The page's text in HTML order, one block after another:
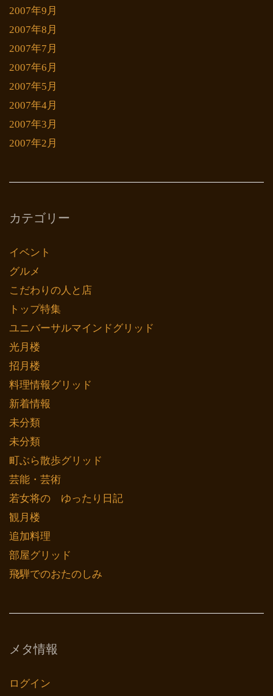
2007年9月
2007年8月
2007年7月
2007年6月
2007年5月
2007年4月
2007年3月
2007年2月
カテゴリー
イベント
グルメ
こだわりの人と店
トップ特集
ユニバーサルマインドグリッド
光月楼
招月楼
料理情報グリッド
新着情報
未分類
未分類
町ぶら散歩グリッド
芸能・芸術
若女将の ゆったり日記
観月楼
追加料理
部屋グリッド
飛騨でのおたのしみ
メタ情報
ログイン